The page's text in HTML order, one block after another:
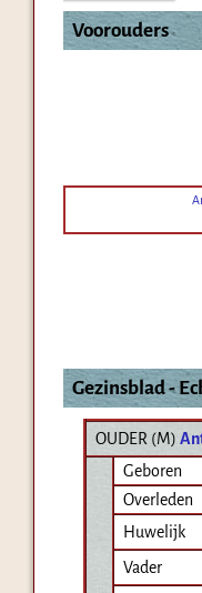
Voorouders
Gezinsblad -
OUDER (M)
Geboren
Overleden
Huwelijk
Vader